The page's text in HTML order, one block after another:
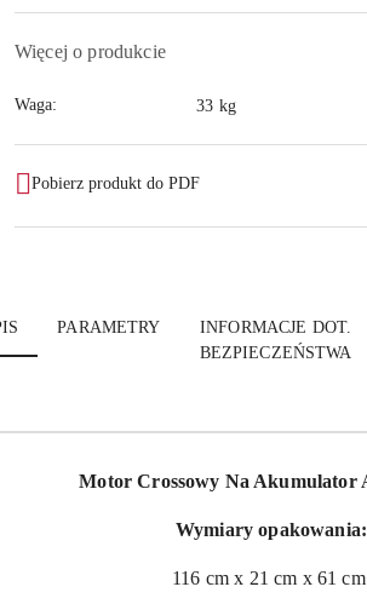
Więcej o produkcie
Waga: 33 kg
Pobierz produkt do PDF
PARAMETRY
INFORMACJE DOT.
BEZPIECZEŃSTWA
Motor Crossowy Na Akumulator
Wymiary opakowania:
116 cm x 21 cm x 61 cm